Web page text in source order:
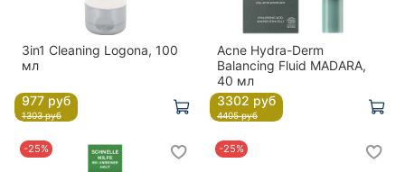
3in1 Cleaning Logona, 100
мл
977 руб
1303 руб
Acne Hydra-Derm
Balancing Fluid MADARA,
40 мл
3302 руб
4405 руб
-25% -25%